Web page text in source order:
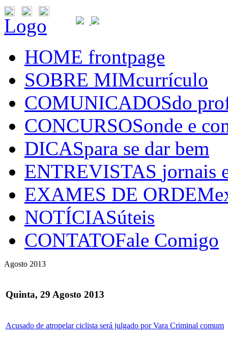
Logo
HOME frontpage
SOBRE MIMcurrículo
COMUNICADOSdo
CONCURSOSonde e
DICASpara se dar bem
ENTREVISTAS jornais
EXAMES DE ORDEM
NOTÍCIASúteis
CONTATOFale Comigo
Agosto 2013
Quinta, 29 Agosto 2013
Acusado de atropelar ciclista será julgado por Vara Criminal comum